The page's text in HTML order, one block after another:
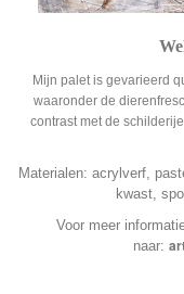
Mijn palet is gevarieerd
waaronder de
contrast met de
Materialen: acrylverf,
kwast,
Voor meer
naar: